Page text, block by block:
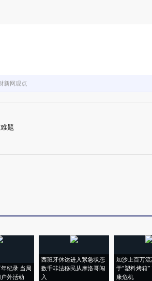
新网观点
题
纪录 当局
外活动
西班牙休达进入紧急状态
数千非法移民从摩洛哥闯
入
加沙上百万
于“塑料烤箱
康危机